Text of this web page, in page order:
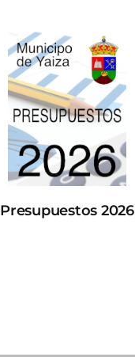
Presupuestos 2026